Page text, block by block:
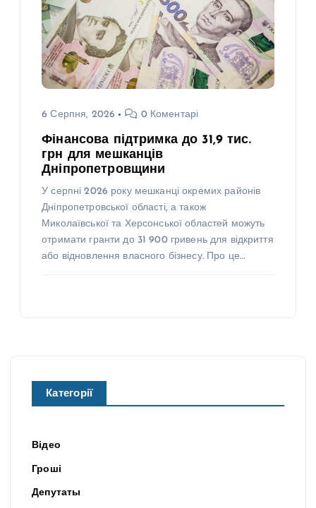
6 Серпня, 2026 0 Коментарі
Фінансова підтримка до 31,9 тис.
грн для мешканців
Дніпропетровщини
У серпні 2026 року мешканці окремих районів
Дніпропетровської області, а також
Миколаївської та Херсонської областей можуть
отримати гранти до 31 900 гривень для відкриття
або відновлення власного бізнесу. Про це…
Категорії
Відео
Гроші
Депутаты